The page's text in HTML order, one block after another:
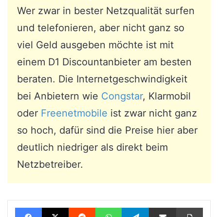
Wer zwar in bester Netzqualität surfen
und telefonieren, aber nicht ganz so
viel Geld ausgeben möchte ist mit
einem D1 Discountanbieter am besten
beraten. Die Internetgeschwindigkeit
bei Anbietern wie Congstar, Klarmobil
oder Freenetmobile ist zwar nicht ganz
so hoch, dafür sind die Preise hier aber
deutlich niedriger als direkt beim
Netzbetreiber.
Facebook X Reddit WhatsApp Telegram Teile per E-Mail